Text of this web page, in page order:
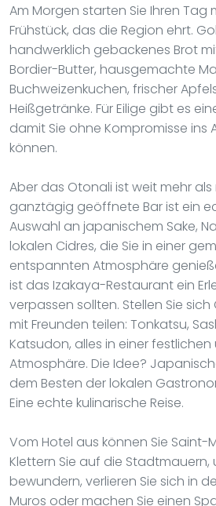
Am Morgen starten Sie Ihren Tag
Frühstück, das die Region ehrt.
handwerklich gebackenes Brot
Bordier-Butter, hausgemachte
Buchweizenkuchen, frischer
Heißgetränke. Für Eilige gibt es
damit Sie ohne Kompromisse ins
können.
Aber das Otonali ist weit mehr als
ganztägig geöffnete Bar ist ein
Auswahl an japanischem Sake,
lokalen Cidres, die Sie in einer
entspannten Atmosphäre
ist das Izakaya-Restaurant ein
verpassen sollten. Stellen Sie sich
mit Freunden teilen: Tonkatsu,
Katsudon, alles in einer
Atmosphäre. Die Idee?
dem Besten der lokalen
Eine echte kulinarische Reise.
Vom Hotel aus können Sie Saint-
Klettern Sie auf die Stadtmauern,
bewundern, verlieren Sie sich in
Muros oder machen Sie einen